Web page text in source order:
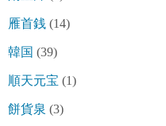
雁首銭 (14)
韓国 (39)
順天元宝 (1)
餅貨泉 (3)